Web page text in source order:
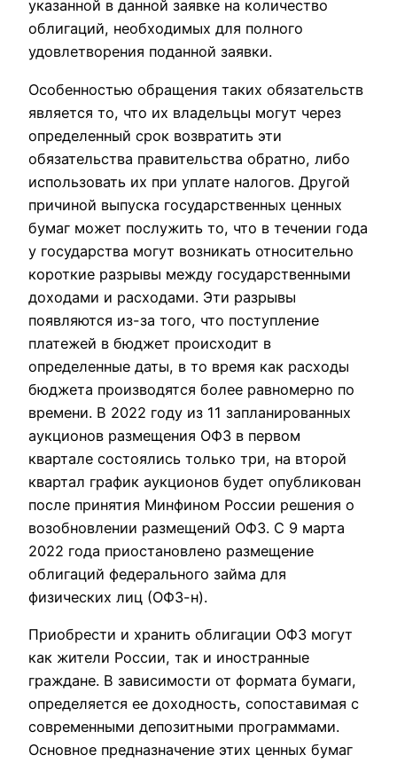
указанной в данной заявке на количество
облигаций, необходимых для полного
удовлетворения поданной заявки.
Особенностью обращения таких обязательств
является то, что их владельцы могут через
определенный срок возвратить эти
обязательства правительства обратно, либо
использовать их при уплате налогов. Другой
причиной выпуска государственных ценных
бумаг может послужить то, что в течении года
у государства могут возникать относительно
короткие разрывы между государственными
доходами и расходами. Эти разрывы
появляются из-за того, что поступление
платежей в бюджет происходит в
определенные даты, в то время как расходы
бюджета производятся более равномерно по
времени. В 2022 году из 11 запланированных
аукционов размещения ОФЗ в первом
квартале состоялись только три, на второй
квартал график аукционов будет опубликован
после принятия Минфином России решения о
возобновлении размещений ОФЗ. С 9 марта
2022 года приостановлено размещение
облигаций федерального займа для
физических лиц (ОФЗ-н).
Приобрести и хранить облигации ОФЗ могут
как жители России, так и иностранные
граждане. В зависимости от формата бумаги,
определяется ее доходность, сопоставимая с
современными депозитными программами.
Основное предназначение этих ценных бумаг